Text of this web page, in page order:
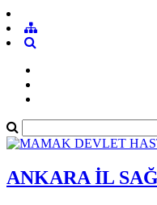
ANKARA İL